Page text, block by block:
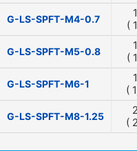
G-LS-SPFT-M4-0.7
(
G-LS-SPFT-M5-0.8
(
G-LS-SPFT-M6-1
(
G-LS-SPFT-M8-1.25
(